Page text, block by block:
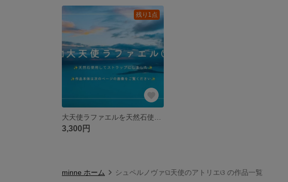
残り1点
3,300円
minne ホーム シュペルノヴァଘ⁠天使のアトリエଓ⁠ の作品一覧